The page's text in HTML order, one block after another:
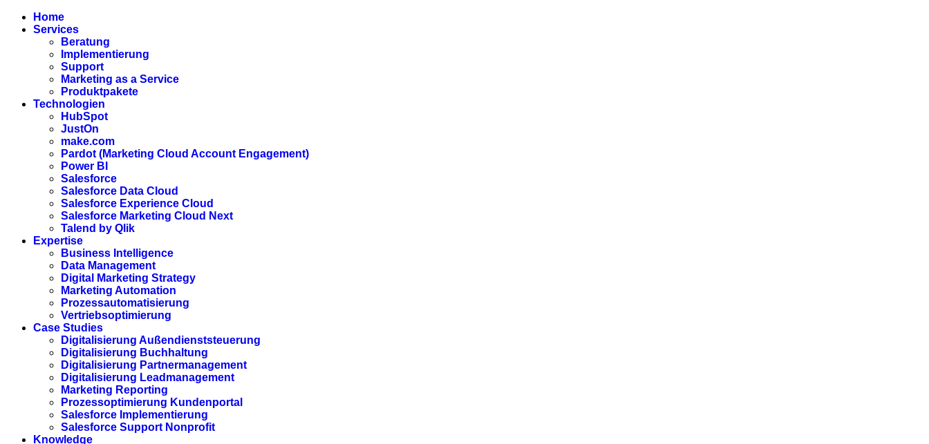
Home
Services
Beratung
Implementierung
Support
Marketing as a Service
Produktpakete
Technologien
HubSpot
JustOn
make.com
Pardot (Marketing Cloud Account Engagement)
Power BI
Salesforce
Salesforce Data Cloud
Salesforce Experience Cloud
Salesforce Marketing Cloud Next
Talend by Qlik
Expertise
Business Intelligence
Data Management
Digital Marketing Strategy
Marketing Automation
Prozessautomatisierung
Vertriebsoptimierung
Case Studies
Digitalisierung Außendienststeuerung
Digitalisierung Buchhaltung
Digitalisierung Partnermanagement
Digitalisierung Leadmanagement
Marketing Reporting
Prozessoptimierung Kundenportal
Salesforce Implementierung
Salesforce Support Nonprofit
Knowledge